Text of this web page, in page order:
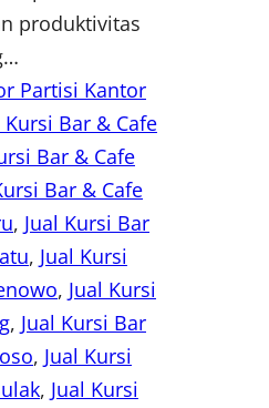
produktivitas
Partisi Kantor
Kursi Bar & Cafe
Bar & Cafe
Bar & Cafe
, Jual Kursi Bar
, Jual Kursi
, Jual Kursi
, Jual Kursi Bar
, Jual Kursi
, Jual Kursi